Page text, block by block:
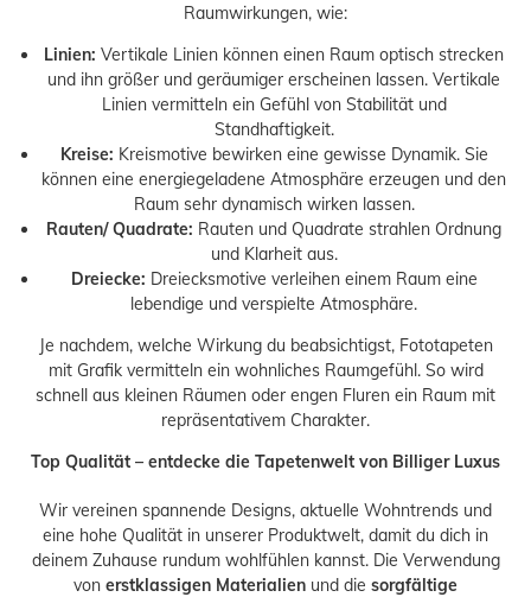
Raumwirkungen, wie:
Linien: Vertikale Linien können einen Raum optisch strecken
und ihn größer und geräumiger erscheinen lassen. Vertikale
Linien vermitteln ein Gefühl von Stabilität und
Standhaftigkeit.
Kreise: Kreismotive bewirken eine gewisse Dynamik. Sie
können eine energiegeladene Atmosphäre erzeugen und den
Raum sehr dynamisch wirken lassen.
Rauten/ Quadrate: Rauten und Quadrate strahlen Ordnung
und Klarheit aus.
Dreiecke: Dreiecksmotive verleihen einem Raum eine
lebendige und verspielte Atmosphäre.
Je nachdem, welche Wirkung du beabsichtigst, Fototapeten
mit Grafik vermitteln ein wohnliches Raumgefühl. So wird
schnell aus kleinen Räumen oder engen Fluren ein Raum mit
repräsentativem Charakter.
Top Qualität – entdecke die Tapetenwelt von Billiger Luxus
Wir vereinen spannende Designs, aktuelle Wohntrends und
eine hohe Qualität in unserer Produktwelt, damit du dich in
deinem Zuhause rundum wohlfühlen kannst. Die Verwendung
von erstklassigen Materialien und die sorgfältige